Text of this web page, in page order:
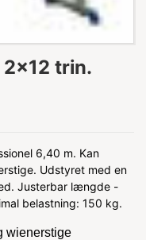
trin.
6,40 m. Kan
Udstyret med en
Justerbar længde -
belastning: 150 kg.
wienerstige